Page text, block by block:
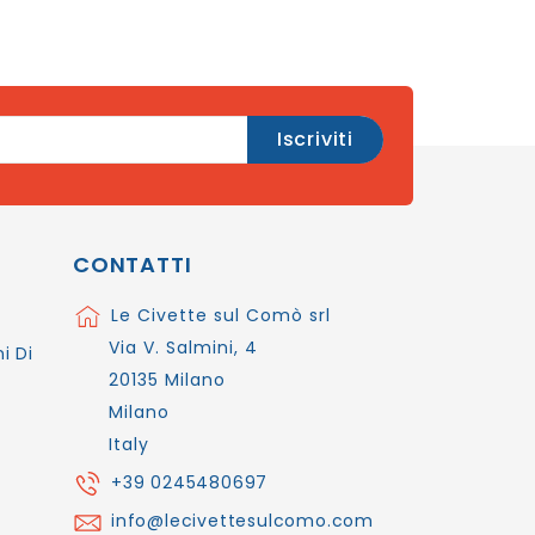
Di
CONTATTI
Le Civette sul Comò srl
Via V. Salmini, 4
20135 Milano
Milano
Italy
+39 0245480697
info@lecivettesulcomo.com